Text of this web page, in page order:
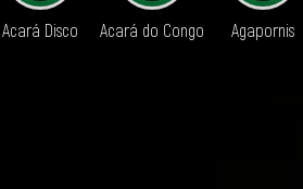
Acará Disco Acará do Congo Agapornis